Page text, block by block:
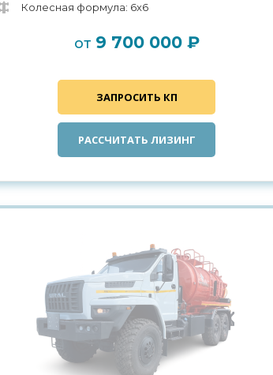
Колесная формула: 6x6
от 9 700 000 ₽
ЗАПРОСИТЬ КП
РАССЧИТАТЬ ЛИЗИНГ